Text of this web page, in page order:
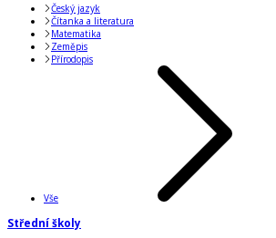
Český jazyk
Čítanka a literatura
Matematika
Zeměpis
Přírodopis
Vše
Střední školy